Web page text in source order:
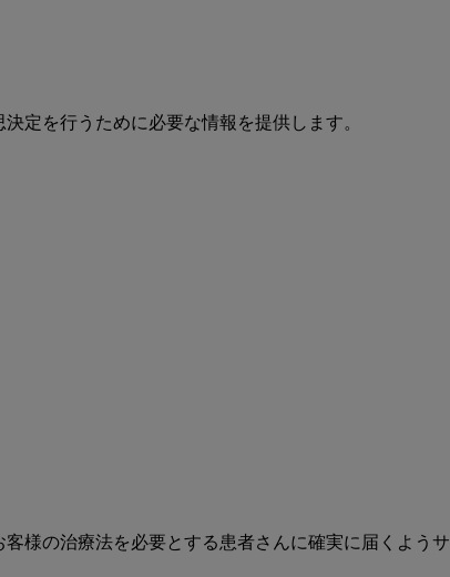
定を行うために必要な情報を提供します。
様の治療法を必要とする患者さんに確実に届くようサ